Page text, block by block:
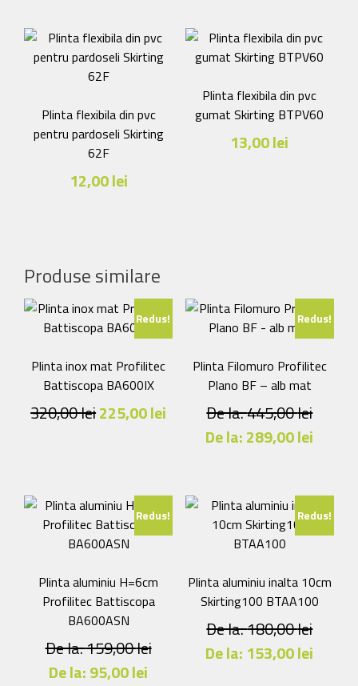
are
mai
multe
Opțiunile
pot
fi
alese
în
are
mai
variații.
Opțiunile
pot
fi
Plinta flexibila din pvc
pentru pardoseli Skirting
62F
12,00lei
Plinta flexibila din pvc
gumat Skirting BTPV60
13,00lei
pot
fi
în
pagina
Produse similare
Redus!
Plinta inox mat Profilitec
Battiscopa BA600IX
320,00leiPrețul
320,00 lei.
225,00lei Prețul
curent
Redus!
Plinta Filomuro Profilitec
Plano BF – alb mat
De la:445,00lei
De la:289,00lei
are
mai
multe
Opțiunile
pot
fi
alese
în
Redus!
Plinta aluminiu H=6cm
Profilitec Battiscopa
BA600ASN
De la:159,00lei
De la:95,00lei
Redus!
Plinta aluminiu inalta 10cm
Skirting100 BTAA100
De la:180,00lei
De la: 153,00lei